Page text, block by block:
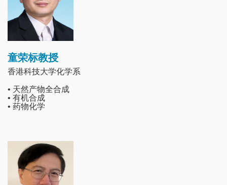
童荣标教授
香港科技大学化学系
• 天然产物全合成
• 有机合成
• 药物化学
Image